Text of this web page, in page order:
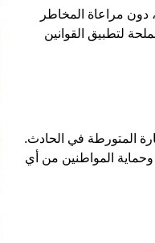
دون مراعاة المخاطر
لتطبيق القوانين
المتورطة في الحادث.
وحماية المواطنين من أي